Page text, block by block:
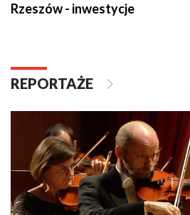
Rzeszów - inwestycje
REPORTAŻE